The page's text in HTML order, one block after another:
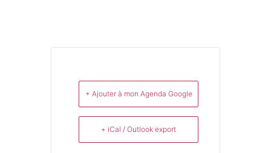
+ Ajouter à mon Agenda Google
+ iCal / Outlook export